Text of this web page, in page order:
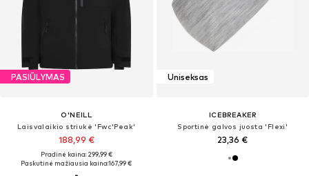
PASIŪLYMAS
O'NEILL
Laisvalaikio striukė 'Fwc'Peak'
188,99 €
Pradinė kaina: 299,99 €
Paskutinė mažiausia kaina:167,99 €
Uniseksas
ICEBREAKER
Sportinė galvos juosta 'Flexi'
23,36 €